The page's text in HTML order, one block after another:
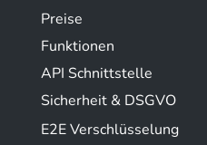
Preise
Funktionen
API Schnittstelle
Sicherheit & DSGVO
E2E Verschlüsselung